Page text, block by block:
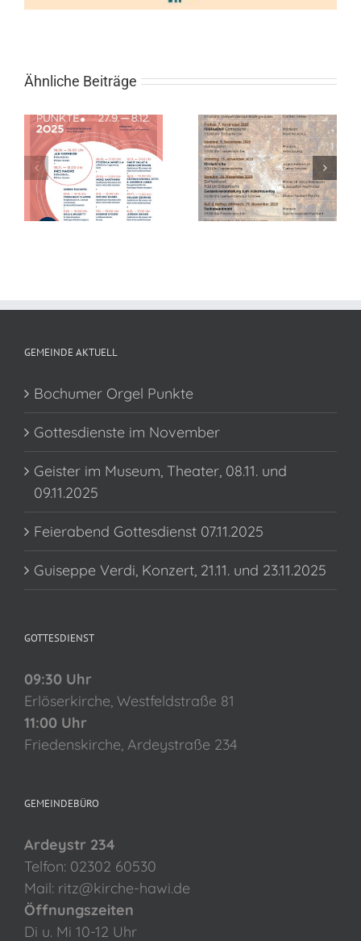
Ähnliche Beiträge
Gottesdienste
im November
GEMEINDE AKTUELL
Bochumer Orgel Punkte
Gottesdienste im November
Geister im Museum, Theater, 08.11. und
09.11.2025
Feierabend Gottesdienst 07.11.2025
Guiseppe Verdi, Konzert, 21.11. und 23.11.2025
GOTTESDIENST
09:30 Uhr
Erlöserkirche, Westfeldstraße 81
11:00 Uhr
Friedenskirche, Ardeystraße 234
GEMEINDEBÜRO
Ardeystr 234
Telfon: 02302 60530
Mail: ritz@kirche-hawi.de
Öffnungszeiten
Di u. Mi 10-12 Uhr